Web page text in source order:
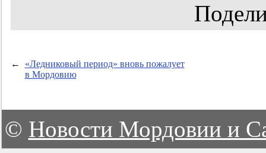
←
«Ледниковый период» вновь пожалует
в Мордовию
© Новости Мордовии и